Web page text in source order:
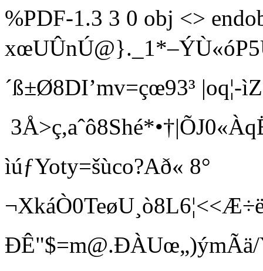
%PDF-1.3 3 0 obj <>
´ß±Ø8DI’mv=çœ93³ |oq¦-
ìúƒYoty=šùco?Að« 8°
¬XkáÒ0TeøU¸ò8L6¦
ÐÊ"$=m@.ÐÀUœ„)ýmÃä/